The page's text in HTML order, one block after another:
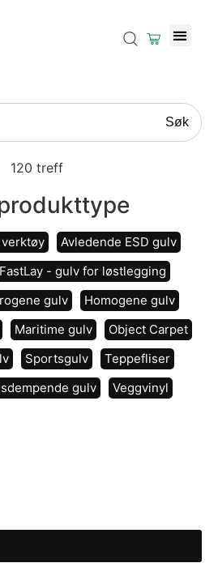
Søk
120 treff
Avledende ESD gulv
FastLay - gulv for løstlegging
gulv
Homogene gulv
Maritime gulv
Object Carpet
Sportsgulv
Teppefliser
gulv Veggvinyl